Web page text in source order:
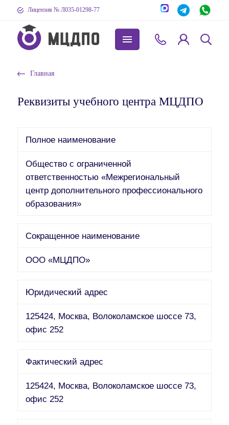
Лицензия № Л035-01298-77
Главная
Реквизиты учебного центра МЦДПО
Полное наименование
Общество с ограниченной
ответственностью «Межрегиональный
центр дополнительного профессионального
образования»
Сокращенное наименование
ООО «МЦДПО»
Юридический адрес
125424, Москва, Волоколамское шоссе 73,
офис 252
Фактический адрес
125424, Москва, Волоколамское шоссе 73,
офис 252